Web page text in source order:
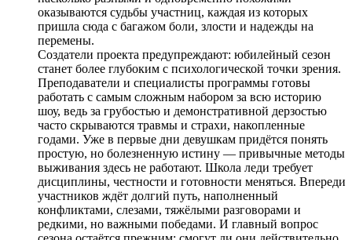
оказываются судьбы участниц, каждая из которых
пришла сюда с багажом боли, злости и надежды на
перемены.
Создатели проекта предупреждают: юбилейный сезон
станет более глубоким с психологической точки зрения.
Преподаватели и специалисты программы готовы
работать с самым сложным набором за всю историю
шоу, ведь за грубостью и демонстративной дерзостью
часто скрываются травмы и страхи, накопленные
годами. Уже в первые дни девушкам придётся понять
простую, но болезненную истину — привычные методы
выживания здесь не работают. Школа леди требует
дисциплины, честности и готовности меняться. Впереди
участников ждёт долгий путь, наполненный
конфликтами, слезами, тяжёлыми разговорами и
редкими, но важными победами. И главный вопрос